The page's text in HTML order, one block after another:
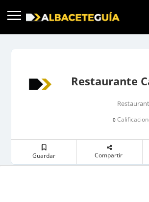
Restaurante
0
Guardar Compartir